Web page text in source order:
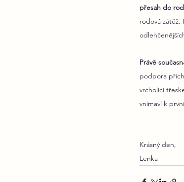
přesah do
rodová
Právě
podpora
vrcholící
vnímaví k
Krásný den,
Lenka